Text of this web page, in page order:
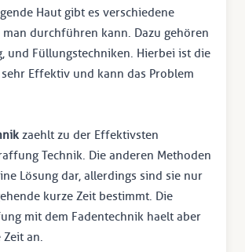
Haut gibt es verschiedene
durchführen kann. Dazu gehören
und Füllungstechniken. Hierbei ist die
Effektiv und kann das Problem
zaehlt zu der Effektivsten
Technik. Die anderen Methoden
Lösung dar, allerdings sind sie nur
kurze Zeit bestimmt. Die
mit dem Fadentechnik haelt aber
an.